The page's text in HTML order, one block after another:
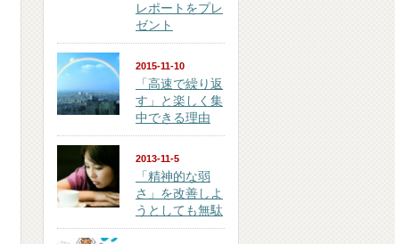
レポートをプレ
ゼント
2015-11-10
「高速で繰り返
す」と楽しく集
中できる理由
2013-11-5
「精神的な弱
さ」を改善しよ
うとしても無駄